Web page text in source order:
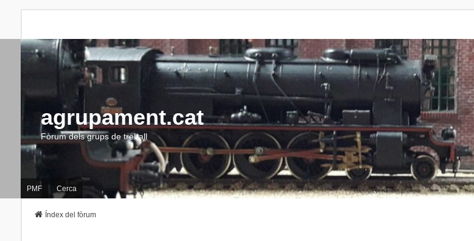
agrupament.cat
Fòrum dels grups de treball
PMF Cerca
Índex del fòrum